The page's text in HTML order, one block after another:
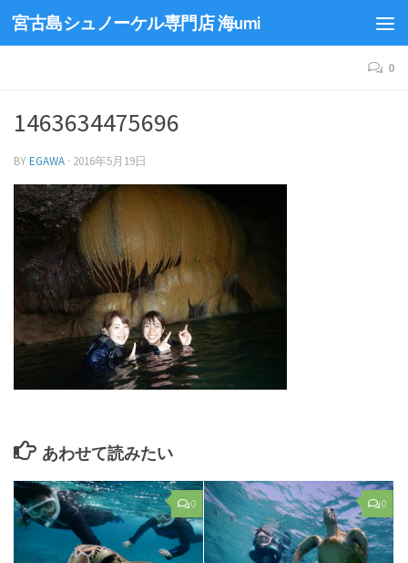
宮古島シュノーケル専門店 海umi
0
1463634475696
BYEGAWA · 2016年5月19日
あわせて読みたい
0 0